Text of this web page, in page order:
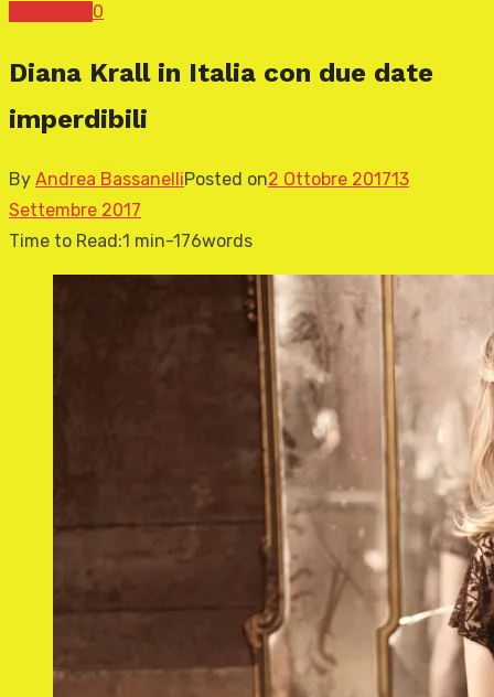
0
Diana Krall in Italia con due date
imperdibili
By Andrea BassanelliPosted on2 Ottobre 201713
Settembre 2017
Time to Read:1 min-176words